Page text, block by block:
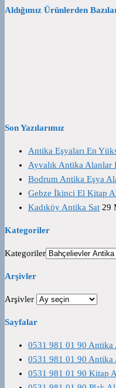
Aldığımız Ürünlerden
Son Yazılarımız
Antika Eşyaları En
Ayvalık Antika Alanlar
Bodrum Antika Eşya
Gebze İkinci El Kitap
Kadıköy Antika Sat 29
Kategoriler
Kategoriler
Arşivler
Arşivler
Sayfalar
0531 981 01 90 Antika
0531 981 01 90 Antika
0531 981 01 90 Kitap